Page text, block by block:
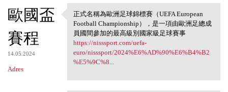
歐國盃
賽程
14.05.2024
Adres
正式名稱為歐洲足球錦標賽
（UEFA European
正式名稱為歐洲足球錦標賽（UEFA European
Football Championship），是一項由歐洲足總成
員國間參加的最高級別國家級足球賽事
https://nisssport.com/uefa-
euro/nisssport/2024%E6%AD%90%E6%B4%B2
%E5%9C%8...